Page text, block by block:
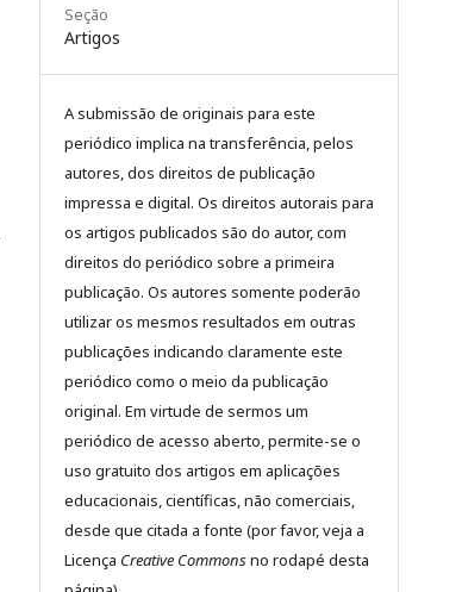
Seção
Artigos
A submissão de originais para este
periódico implica na transferência, pelos
autores, dos direitos de publicação
impressa e digital. Os direitos autorais para
os artigos publicados são do autor, com
direitos do periódico sobre a primeira
publicação. Os autores somente poderão
utilizar os mesmos resultados em outras
publicações indicando claramente este
periódico como o meio da publicação
original. Em virtude de sermos um
periódico de acesso aberto, permite-se o
uso gratuito dos artigos em aplicações
educacionais, científicas, não comerciais,
desde que citada a fonte (por favor, veja a
Licença Creative Commonsno rodapé desta